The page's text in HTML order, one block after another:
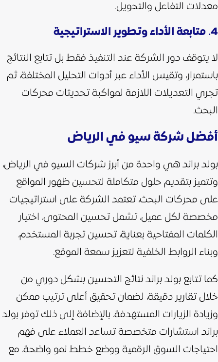
معدلات التفاعل والتحويل.
4. متابعة الأداء وتطوير الاستراتيجية
لا يتوقف دور الشركة عند التنفيذ فقط بل تتابع النتائج
باستمرار، وتقيس الأداء عبر أدوات التحليل المختلفة، ثم
تجري التعديلات اللازمة لمواكبة تحديثات محركات
البحث.
أفضل شركة سيو في الرياض
بولد براند هي واحدة من أبرز شركات السيو في الرياض،
وتتميز بتقديم حلول متكاملة لتحسين ظهور المواقع
على محركات البحث،تعتمد الشركة على استراتيجيات
مخصصة لكل عميل، تشمل تحسين المحتوى، اختيار
الكلمات المفتاحية بعناية، تحسين تجربة المستخدم،
وبناء الروابط الخلفية لتعزيز سمعة الموقع.
كما تتابع بولد براند نتائج التحسين بشكل دوري من
خلال تقارير دقيقة، لضمان تحقيق أعلى ترتيب ممكن
وزيادة الزيارات المستهدفة، بالإضافة إلى ذلك توفر بولد
براند استشارات متخصصة تساعد العملاء على فهم
احتياجات السوق الرقمية ووضع خطط نمو واضحة، مع